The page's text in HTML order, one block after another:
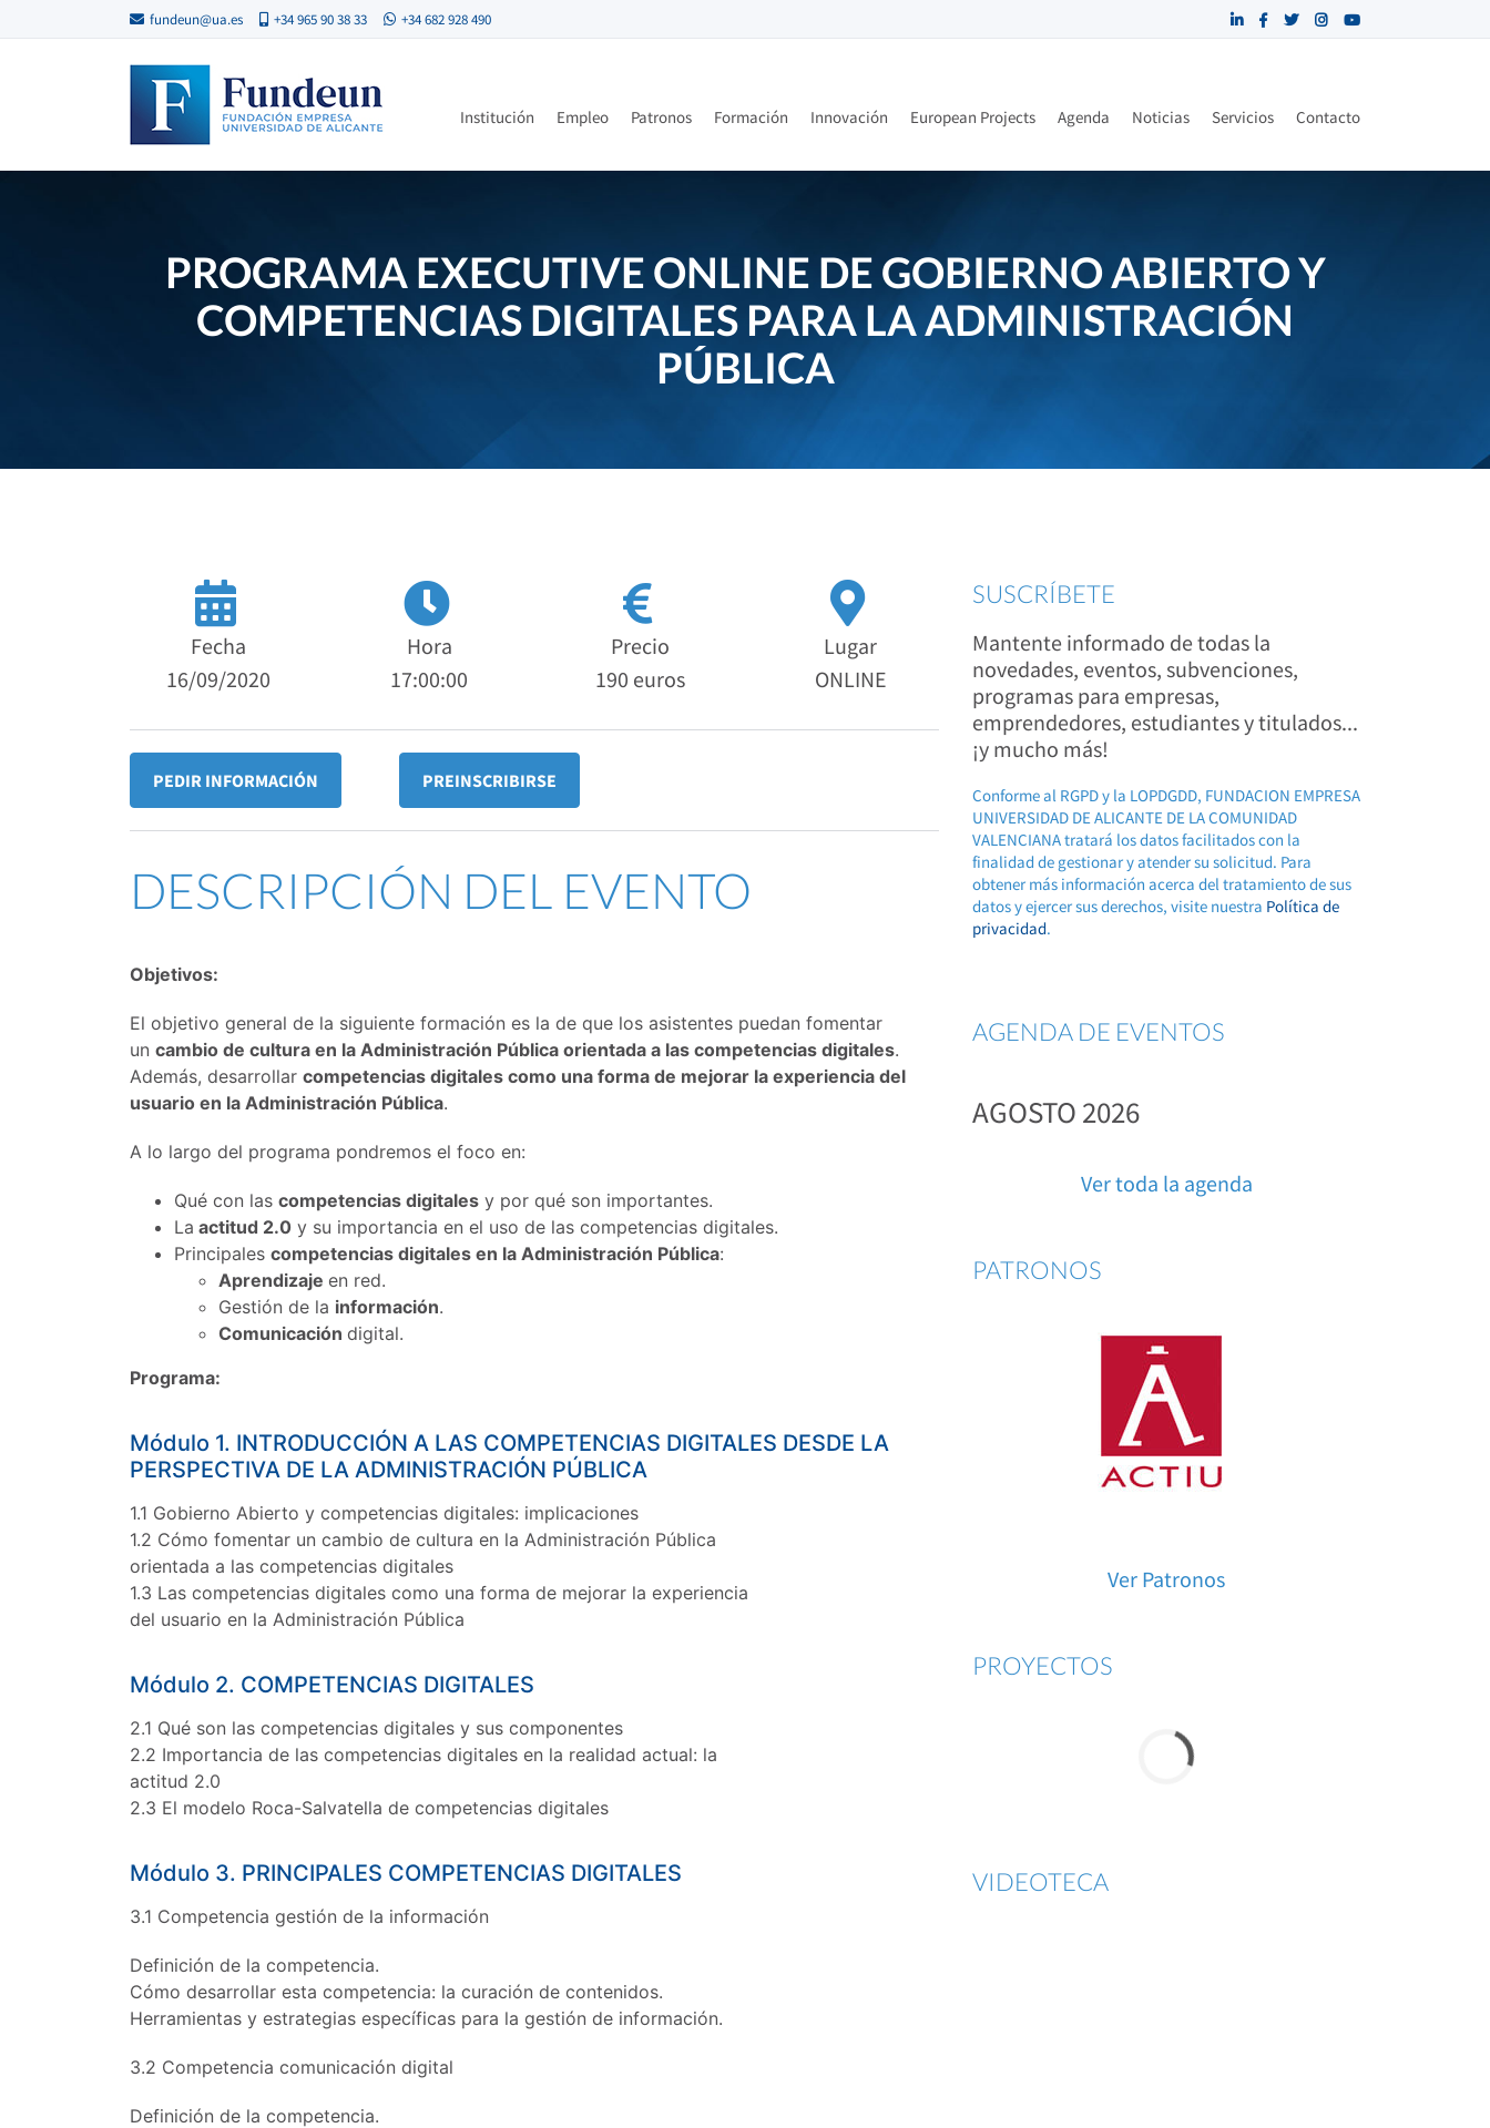
fundeun@ua.es +34 965 90 38 33 +34 682 928 490
Institución Empleo Patronos Formación Innovación European Projects Agenda Noticias Servicios Contacto
PROGRAMA EXECUTIVE ONLINE DE GOBIERNO ABIERTO Y
COMPETENCIAS DIGITALES PARA LA ADMINISTRACIÓN
PÚBLICA
Fecha
16/09/2020
Hora
17:00:00
Precio
190 euros
Lugar
ONLINE
PEDIR INFORMACIÓN PREINSCRIBIRSE
DESCRIPCIÓN DEL EVENTO
Objetivos:
El objetivo general de la siguiente formación es la de que los asistentes puedan fomentar
un cambio de cultura en la Administración Pública orientada a las competencias digitales.
Además, desarrollar competencias digitales como una forma de mejorar la experiencia del
usuario en la Administración Pública.
A lo largo del programa pondremos el foco en:
Qué con las competencias digitales y por qué son importantes.
La actitud 2.0 y su importancia en el uso de las competencias digitales.
Principales competencias digitales en la Administración Pública:
Aprendizaje en red.
Gestión de la información.
Comunicación digital.
Programa:
Módulo 1. INTRODUCCIÓN A LAS COMPETENCIAS DIGITALES DESDE LA
PERSPECTIVA DE LA ADMINISTRACIÓN PÚBLICA
1.1 Gobierno Abierto y competencias digitales: implicaciones
1.2 Cómo fomentar un cambio de cultura en la Administración Pública
orientada a las competencias digitales
1.3 Las competencias digitales como una forma de mejorar la experiencia
del usuario en la Administración Pública
Módulo 2. COMPETENCIAS DIGITALES
2.1 Qué son las competencias digitales y sus componentes
2.2 Importancia de las competencias digitales en la realidad actual: la
actitud 2.0
2.3 El modelo Roca-Salvatella de competencias digitales
Módulo 3. PRINCIPALES COMPETENCIAS DIGITALES
3.1 Competencia gestión de la información
Definición de la competencia.
Cómo desarrollar esta competencia: la curación de contenidos.
Herramientas y estrategias específicas para la gestión de información.
3.2 Competencia comunicación digital
Definición de la competencia.
SUSCRÍBETE
Mantente informado de todas la
novedades, eventos, subvenciones,
programas para empresas,
emprendedores, estudiantes y titulados...
¡y mucho más!
Conforme al RGPD y la LOPDGDD, FUNDACION EMPRESA
UNIVERSIDAD DE ALICANTE DE LA COMUNIDAD
VALENCIANA tratará los datos facilitados con la
finalidad de gestionar y atender su solicitud. Para
obtener más información acerca del tratamiento de sus
datos y ejercer sus derechos, visite nuestra Política de
privacidad.
AGENDA DE EVENTOS
AGOSTO 2026
Ver toda la agenda
PATRONOS
Ver Patronos
PROYECTOS
VIDEOTECA